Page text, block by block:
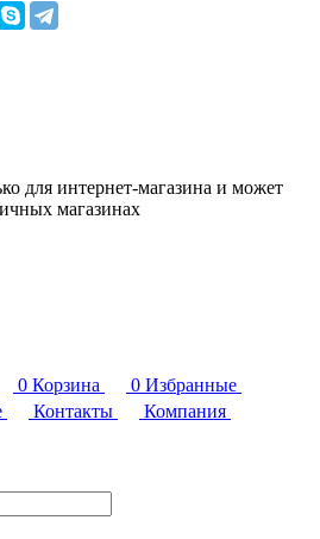
для интернет-магазина и может
магазинах
0 Корзина 0 Избранные
Контакты
Компания